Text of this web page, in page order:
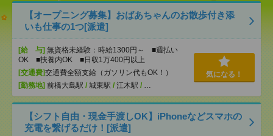
【オープニング募集】おばあちゃんのお散歩付き添
いも仕事の1つ[派遣]
[給 与] 無資格未経験：時給1300円～ ■週払い
OK ■扶養内OK ■日収1万400円以上
[交通費]交通費全額支給（ガソリン代もOK！）
[勤務地] 前橋大島駅 / 城東駅 / 江木駅 / …
気になる！
【シフト自由・現金手渡しOK】iPhoneなどスマホの
充電を繋げるだけ！[派遣]